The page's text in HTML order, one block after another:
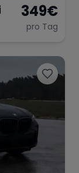
349€
pro Tag